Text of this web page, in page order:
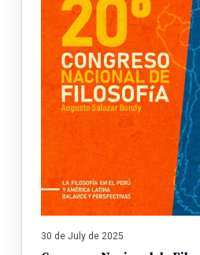
30 de July de 2025